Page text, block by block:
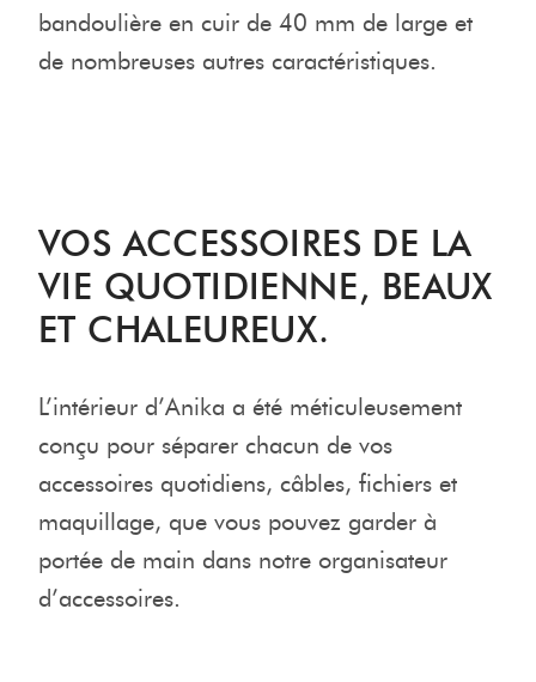
bandoulière en cuir de 40 mm de large et
de nombreuses autres caractéristiques.
VOS ACCESSOIRES DE LA
VIE QUOTIDIENNE, BEAUX
ET CHALEUREUX.
L’intérieur d’Anika a été méticuleusement
conçu pour séparer chacun de vos
accessoires quotidiens, câbles, fichiers et
maquillage, que vous pouvez garder à
portée de main dans notre organisateur
d’accessoires.